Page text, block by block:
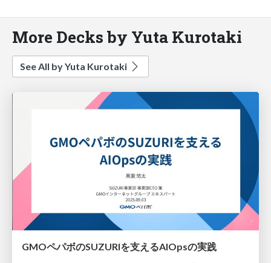
More Decks by Yuta Kurotaki
See All by Yuta Kurotaki
GMOペパボのSUZURIを支えるAIOpsの実践